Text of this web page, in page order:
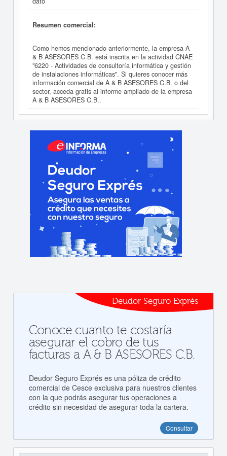
Resumen comercial:
Como hemos mencionado anteriormente, la empresa A
& B ASESORES C.B. está inscrita en la actividad CNAE
"6220 - Actividades de consultoría informática y gestión
de instalaciones informáticas". Si quieres conocer más
información comercial de A & B ASESORES C.B. o del
sector, acceda gratis al informe ampliado de la empresa
A & B ASESORES C.B..
Deudor Seguro Exprés
Conoce cuanto te costaría
asegurar el cobro de tus
facturas a A & B ASESORES C.B.
Deudor Seguro Exprés es una póliza de crédito
comercial de Cesce exclusiva para nuestros clientes
con la que podrás asegurar tus operaciones a
crédito sin necesidad de asegurar toda la cartera.
Consultar